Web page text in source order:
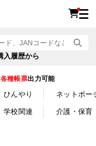
入履歴から
各種帳票出力可能
ひんやり ネットポー
学校関連 介護・保育